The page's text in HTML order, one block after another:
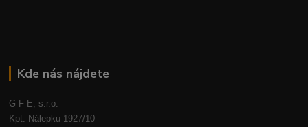
Kde nás nájdete
G F E, s.r.o.
Kpt. Nálepku 1927/10